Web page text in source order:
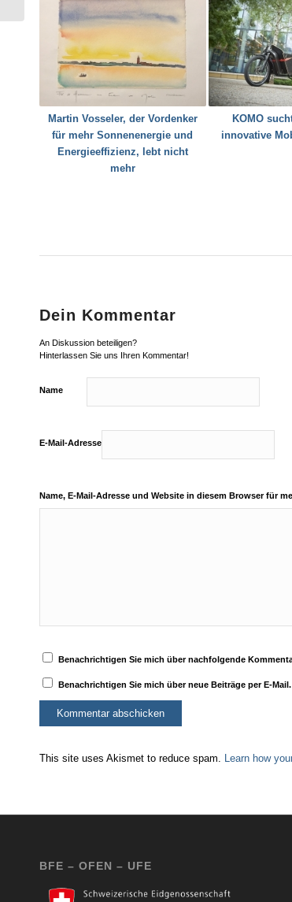
Martin Vosseler, der Vordenker
für mehr Sonnenenergie und
Energieeffizienz, lebt nicht
mehr
KOMO
innovative
Dein Kommentar
An Diskussion beteiligen?
Hinterlassen Sie uns Ihren Kommentar!
Name
E-Mail-Adresse
Name, E-Mail-Adresse und Website in diesem Browser für
Benachrichtigen Sie mich über nachfolgende
Benachrichtigen Sie mich über neue Beiträge per E-Mail.
This site uses Akismet to reduce spam. Learn how
BFE – OFEN – UFE